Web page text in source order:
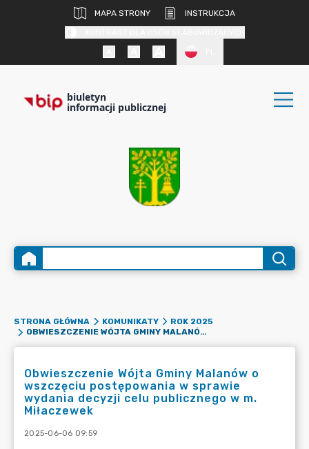
MAPA STRONY
INSTRUKCJA
biuletyn
informacji publicznej
STRONA GŁÓWNA KOMUNIKATY
ROK 2025
OBWIESZCZENIE WÓJTA GMINY MALANÓW O WSZCZĘCIU POSTĘPOWANIA W SPRAWIE WYDANIA DECYZJI CELU PUBLICZNEGO W M. MIŁACZEWEK
Obwieszczenie Wójta Gminy Malanów o
wszczęciu postępowania w sprawie
wydania decyzji celu publicznego w m.
Miłaczewek
2025-06-06 09:59